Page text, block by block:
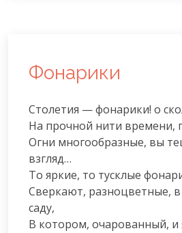
Фонарики
Столетия — фонарики! о
На прочной нити времени,
Огни многообразные, вы
взгляд…
То яркие, то тусклые
Сверкают, разноцветные,
саду,
В котором, очарованный, и